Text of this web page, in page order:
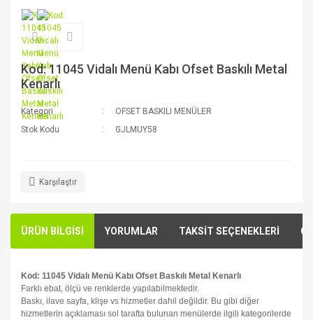
Kod: 11045 Vidalı Menü Kabı Ofset Baskılı Metal
Kenarlı
Kategori
OFSET BASKILI MENÜLER
Stok Kodu
GJLMUY58
Karşılaştır
ÜRÜN BİLGİSİ YORUMLAR TAKSİT SEÇENEKLERİ
Kod: 11045 Vidalı Menü Kabı Ofset Baskılı Metal Kenarlı
Farklı ebat, ölçü ve renklerde yapılabilmektedir.
Baskı, ilave sayfa, klişe vs hizmetler dahil değildir. Bu gibi diğer
hizmetlerin açıklaması sol tarafta bulunan menülerde ilgili kategorilerde